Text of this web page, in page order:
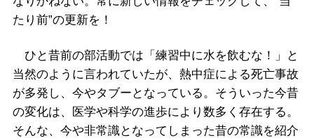
たり前”の更新を！
ひと昔前の部活動では「練習中に水を飲むな！」と
当然のように言われていたが、熱中症による死亡事故
が多発し、今やタブーとなっている。そういった今昔
の変化は、医学や科学の進歩により数多く存在する。
そんな、今や非常識となってしまった昔の常識を紹介